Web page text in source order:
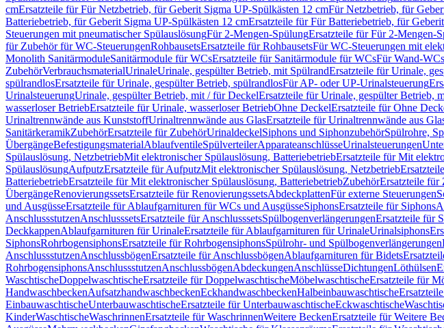
cmErsatzteile für Für Netzbetrieb, für Geberit Sigma UP-Spülkästen 12 cmFür Netzbetrieb, für
Batteriebetrieb, für Geberit Sigma UP-Spülkästen 12 cmErsatzteile für Für Batteriebetrieb, für
Steuerungen mit pneumatischer SpülauslösungFür 2-Mengen-SpülungErsatzteile für Für 2-Mengen-
für Zubehör für WC-SteuerungenRohbausetsErsatzteile für RohbausetsFür WC-Steuerungen mit
Monolith SanitärmoduleSanitärmodule für WCsErsatzteile für Sanitärmodule für WCsFür Wand-WCs
ZubehörVerbrauchsmaterialUrinaleUrinale, gespülter Betrieb, mit SpülrandErsatzteile für Urinale,
spülrandlosErsatzteile für Urinale, gespülter Betrieb, spülrandlosFür AP- oder UP-Urinalsteuerung
UrinalsteuerungUrinale, gespülter Betrieb, mit / für DeckelErsatzteile für Urinale, gespülter Betrieb,
wasserloser BetriebErsatzteile für Urinale, wasserloser BetriebOhne DeckelErsatzteile für Ohne
Urinaltrennwände aus KunststoffUrinaltrennwände aus GlasErsatzteile für Urinaltrennwände aus
SanitärkeramikZubehörErsatzteile für ZubehörUrinaldeckelSiphons und SiphonzubehörSpülrohre,
ÜbergängeBefestigungsmaterialAblaufventileSpülverteilerApparateanschlüsseUrinalsteuerungen
Spülauslösung, NetzbetriebMit elektronischer Spülauslösung, BatteriebetriebErsatzteile für Mit
SpülauslösungAufputzErsatzteile für AufputzMit elektronischer Spülauslösung, Netzbetrieb
BatteriebetriebErsatzteile für Mit elektronischer Spülauslösung, BatteriebetriebZubehörErsatzteile für
ÜbergängeRenovierungssetsErsatzteile für RenovierungssetsAbdeckplattenFür externe Steuerungen
und AusgüsseErsatzteile für Ablaufgarnituren für WCs und AusgüsseSiphonsErsatzteile für Siphons
AnschlussstutzenAnschlusssetsErsatzteile für AnschlusssetsSpülbogenverlängerungenErsatzteile für
DeckkappenAblaufgarnituren für UrinaleErsatzteile für Ablaufgarnituren für UrinaleUrinalsiphons
SiphonsRohrbogensiphonsErsatzteile für RohrbogensiphonsSpülrohr- und Spülbogenverlängerungen
AnschlussstutzenAnschlussbögenErsatzteile für AnschlussbögenAblaufgarnituren für Bidets
RohrbogensiphonsAnschlussstutzenAnschlussbögenAbdeckungenAnschlüsseDichtungenLöthülsen
WaschtischeDoppelwaschtischeErsatzteile für DoppelwaschtischeMöbelwaschtischeErsatzteile für
HandwaschbeckenAufsatzhandwaschbeckenEckhandwaschbeckenHalbeinbauwaschtische
EinbauwaschtischeUnterbauwaschtischeErsatzteile für UnterbauwaschtischeEckwaschtische
KinderWaschtischeWaschrinnenErsatzteile für WaschrinnenWeitere BeckenErsatzteile für Weitere